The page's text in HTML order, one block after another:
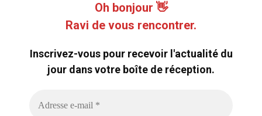
Oh bonjour 👋
Ravi de vous rencontrer.
Inscrivez-vous pour recevoir l'actualité du
jour dans votre boîte de réception.